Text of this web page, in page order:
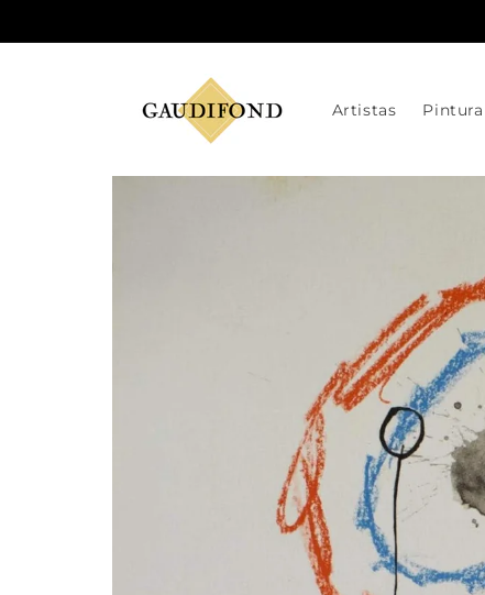
al contenido
Artistas Pintura
directamente